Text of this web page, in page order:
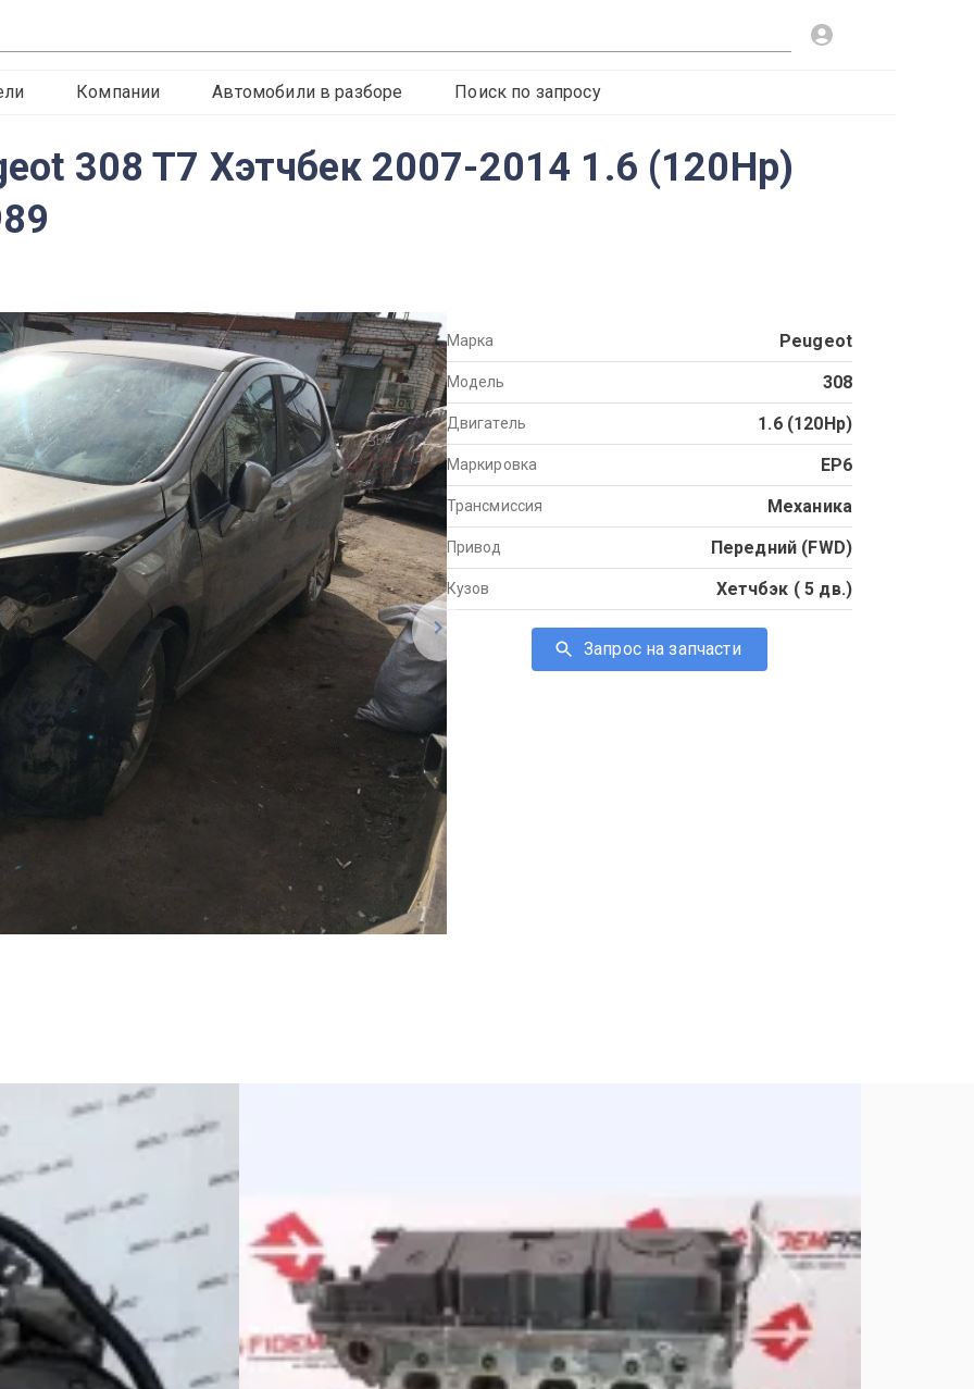
Компании Автомобили в разборе Поиск по запросу
308 T7 Хэтчбек 2007-2014 1.6 (120Hp)
Марка Peugeot
Модель 308
Двигатель 1.6 (120Hp)
Маркировка EP6
Трансмиссия Механика
Привод Передний (FWD)
Кузов Хетчбэк ( 5 дв.)
Запрос на запчасти